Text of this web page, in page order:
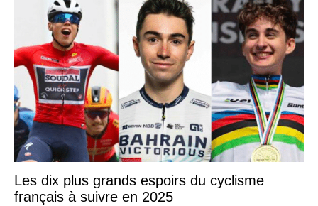
Les dix plus grands espoirs du cyclisme
français à suivre en 2025